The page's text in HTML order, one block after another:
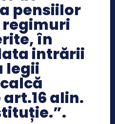
pensiilor
în
intrării
legii
alin.